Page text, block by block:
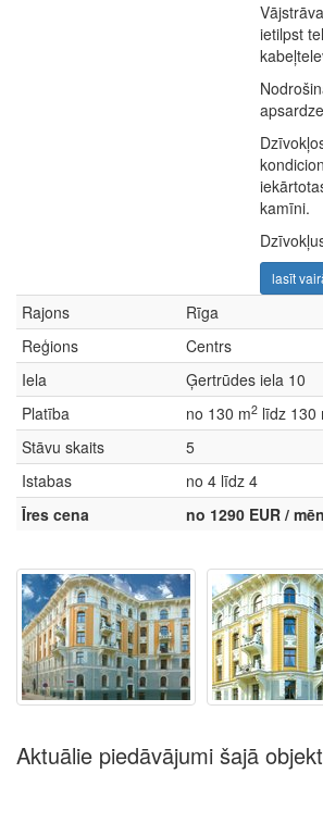
ietilpst
kamīni.
lasīt
Rajons
Rīga
Reģions
Centrs
Iela
Ģertrūdes iela 10
Platība
no 130 m2 līdz 130
Stāvu skaits
5
Istabas
no 4 līdz 4
Īres cena
no 1290 EUR /
Aktuālie piedāvājumi šajā